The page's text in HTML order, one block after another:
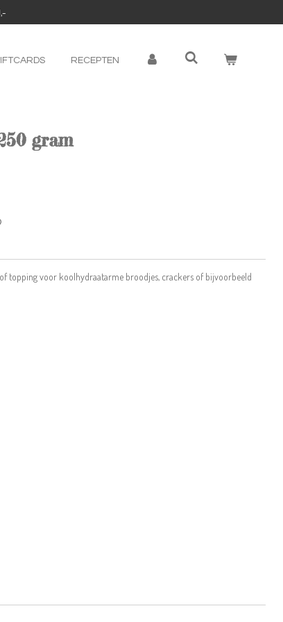
RECEPTEN
gram
topping voor koolhydraatarme broodjes, crackers of bijvoorbeeld